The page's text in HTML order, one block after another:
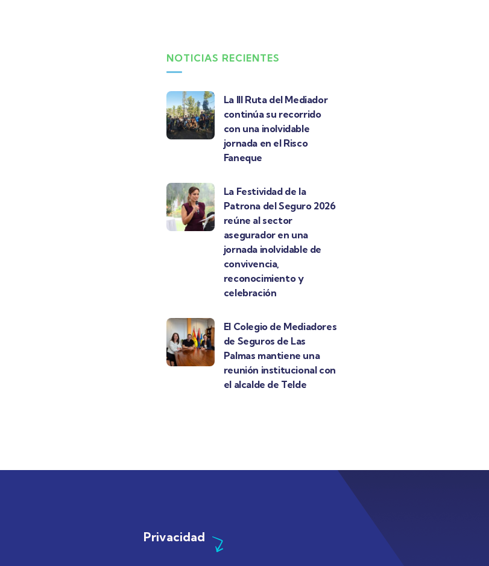
NOTICIAS RECIENTES
La III Ruta del Mediador
continúa su recorrido
con una inolvidable
jornada en el Risco
Faneque
La Festividad de la
Patrona del Seguro 2026
reúne al sector
asegurador en una
jornada inolvidable de
convivencia,
reconocimiento y
celebración
El Colegio de Mediadores
de Seguros de Las
Palmas mantiene una
reunión institucional con
el alcalde de Telde
Privacidad